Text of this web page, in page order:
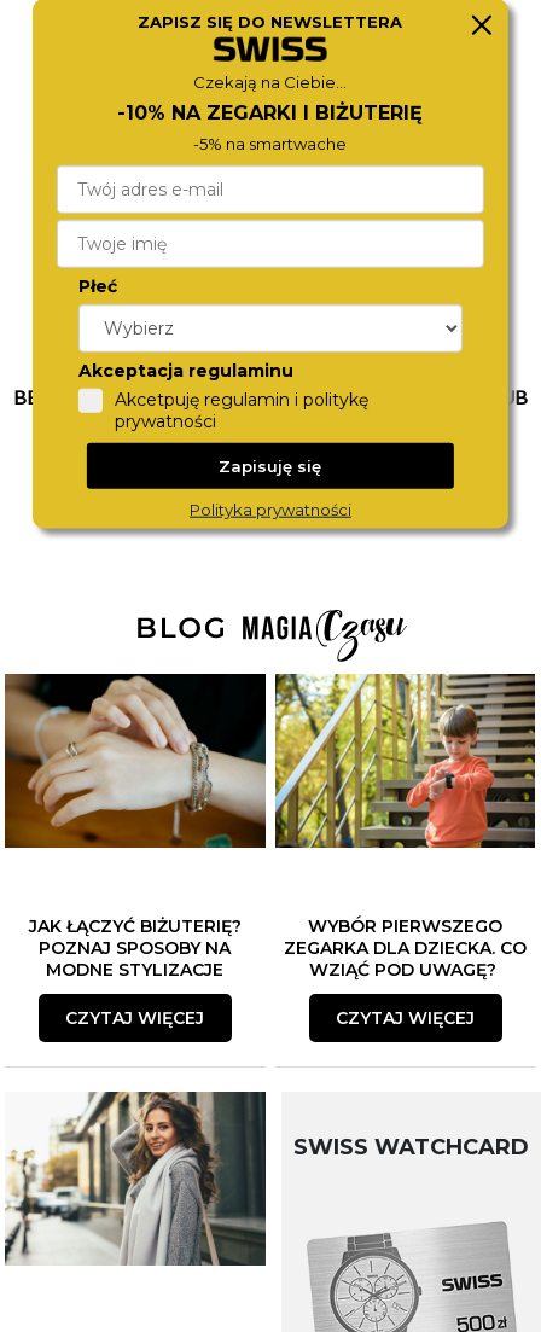
CITIZEN FOSSIL
BEVERLY HILLS POLO CLUB
BP3895X.230
490,-
BEVERLY HILLS POLO CLUB
490,-
JAK ŁĄCZYĆ BIŻUTERIĘ?
POZNAJ SPOSOBY NA
MODNE STYLIZACJE
CZYTAJ WIĘCEJ
WYBÓR PIERWSZEGO
ZEGARKA DLA DZIECKA. CO
WZIĄĆ POD UWAGĘ?
CZYTAJ WIĘCEJ
SWISS WATCHCARD
ZAPISZ SIĘ DO NEWSLETTERA
Czekają na Ciebie...
-10% NA ZEGARKI I BIŻUTERIĘ
-5% na smartwache
Płeć
Akceptacja regulaminu
Akcetpuję regulamin i politykę
prywatności
Zapisuję się
Polityka prywatności